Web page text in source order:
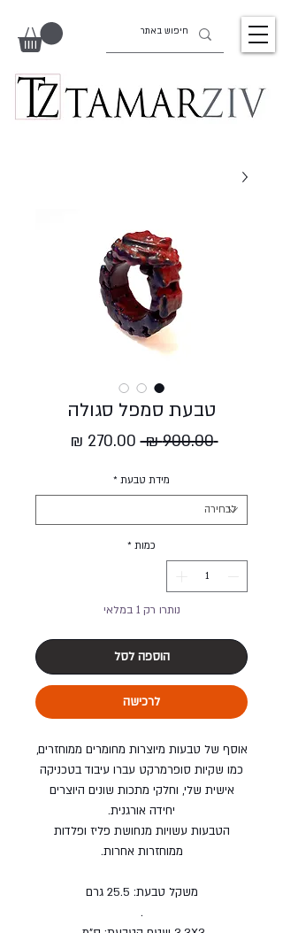
טבעת סמפל סגולה
‏900.00 ‏₪
מחיר
מידת טבעת *
כמות *
נותרו רק 1 במלאי
הוספה לסל
לרכישה
אוסף של טבעות מיוצרות מחומרים ממוחזרים,
כמו שקיות סופרמרקט עברו עיבוד בטכניקה
אישית שלי, וחלקי מתכות שונים היוצרים
יחידה אורגנית.
הטבעות עשויות מנחושת פליז ופלדות
ממוחזרות אחרות.
משקל טבעת: 25.5 גרם
.